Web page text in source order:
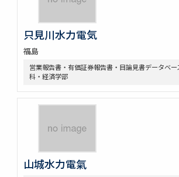
只見川水力電気
福島
営業報告書・有価証券報告書・目論見書データベ
科・経済学部
山城水力電氣